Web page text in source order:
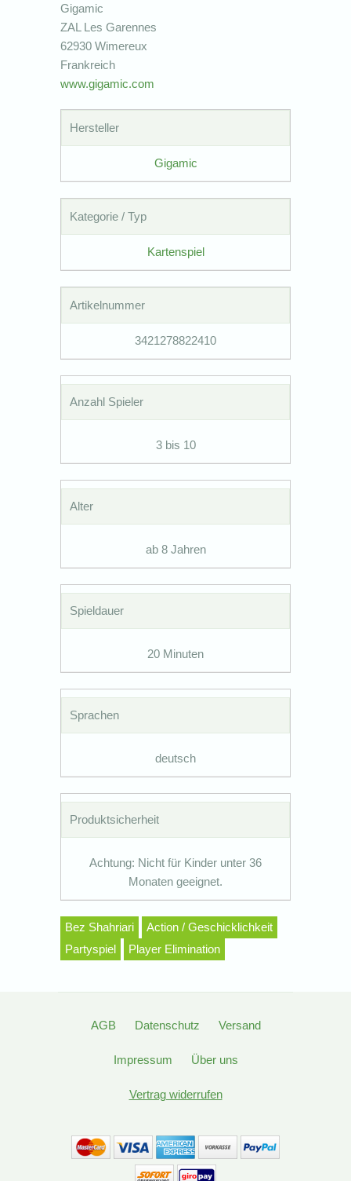
Gigamic
ZAL Les Garennes
62930 Wimereux
Frankreich
www.gigamic.com
Hersteller
Gigamic
Kategorie / Typ
Kartenspiel
Artikelnummer
3421278822410
Anzahl Spieler
3 bis 10
Alter
ab 8 Jahren
Spieldauer
20 Minuten
Sprachen
deutsch
Produktsicherheit
Achtung: Nicht für Kinder unter 36
Monaten geeignet.
Bez Shahriari
Action / Geschicklichkeit
Partyspiel
Player Elimination
AGB Datenschutz Versand
Impressum Über uns
Vertrag widerrufen